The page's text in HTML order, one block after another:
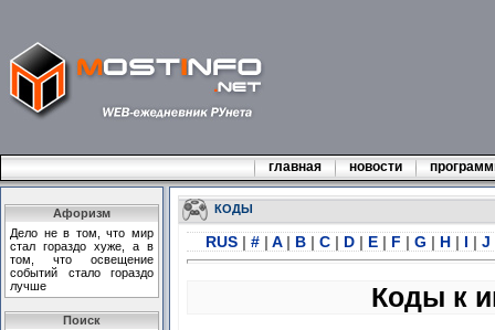
главная новости
Афоризм
Дело не в том, что мир
стал гораздо хуже, а в
том, что освещение
событий стало гораздо
лучше
Поиск
КОДЫ
RUS | # | A | B | C | D | E | F | G | H | I | J
Коды к